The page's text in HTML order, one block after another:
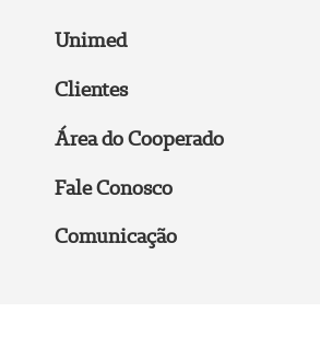
Unimed
Clientes
Área do Cooperado
Fale Conosco
Comunicação